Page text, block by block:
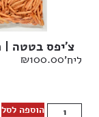
צ’יפס בטטה | McCain
ליח' ₪100.00
הוספה לסל